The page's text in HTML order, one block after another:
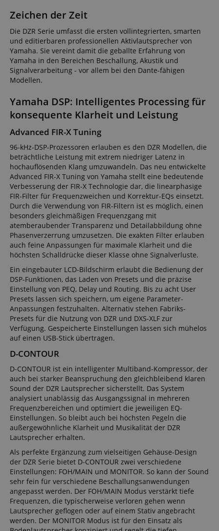
Zeichen der Zeit
Die DZR Serie umfasst die ersten vollintegrierten, smarten
und editierbaren professionellen Aktivlautsprecher von
Yamaha. Sie vereint damit die geballte Erfahrung von
Yamaha in den Bereichen Beschallung, Akustik und
Signalverarbeitung - vor allem bei den Dante-fähigen
Modellen.
Yamaha DSP: Intelligentes Processing für
konsequente Klarheit und Leistung
Advanced FIR-X Tuning
96-kHz-DSP-Prozessoren erlauben es den DZR Modellen, die
beträchtliche Leistung mit extrem niedriger Latenz in
hochauflösenden Klang umzuwandeln. Das neu entwickelte
Advanced FIR-X Tuning von Yamaha stellt eine bedeutende
Verbesserung der FIR-X Technologie dar, die linearphasige
FIR-Filter für Frequenzweichen und Korrektur-EQs einsetzt.
Durch die Verwendung von FIR-Filtern ist es möglich, einen
besonders gleichmäßigen Frequenzgang mit
atemberaubender Transparenz und Detailabbildung ohne
Phasenverzerrung umzusetzen. Die exakten Filter erlauben
auch feine Anpassungen für maximale Klarheit und die
höchsten Schalldrücke dieser Klasse ohne Signalverluste.
Ein eingebauter LCD-Bildschirm erlaubt die Bedienung der
DSP-Funktionen, das Laden von Presets und die präzise
Einstellung von PEQ, Delay und Routing. Bis zu acht User
Presets lassen sich speichern, um eigene Parameter-
Anpassungen festzuhalten. Alternativ stehen Fabriks-
Presets für die Nutzung von DZR und DXS-XLF zur
Verfügung. Gespeicherte Einstellungen lassen sich mühelos
auf einen USB-Stick übertragen.
D-CONTOUR
D-CONTOUR ist ein intelligenter Multiband-Kompressor, der
auch bei starker Beanspruchung den gleichbleibend klaren
Sound der DZR Lautsprecher sicherstellt. Das System
analysiert unablässig das Ausgangssignal in mehreren
Frequenzbereichen und optimiert die jeweiligen EQ-
Einstellungen. So bleibt auch bei höchsten Pegeln die
außergewöhnliche Klarheit und Musikalität der DZR
Lautsprecher erhalten.
Als perfekte Ergänzung zum vielseitigen Gehäuse-Design
der DZR Serie bietet D-CONTOUR zwei verschiedene
Einstellungen: FOH/MAIN und MONITOR. So kann der Sound
sehr fein für verschiedene Beschallungsanwendungen
angepasst werden. Der FOH/MAIN Modus verstärkt tiefe
Frequenzen, die typischerweise verloren gehen wenn
Lautsprecher geflogen oder auf einem Stativ angebracht
werden. Der MONITOR Modus ist für den Einsatz als